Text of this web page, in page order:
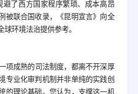
避了西方国家程序繁琐、成本高昂
被联合国收录，《昆明宣言》向全
环境法治提供参考。
项成熟的司法制度，都离不开深厚
专业化审判机制并非单纯的实践创
的理论基础。您认为，支撑这一机